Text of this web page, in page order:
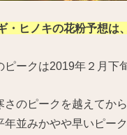
・ヒノキの花粉予想は
ークは2019年２月下
さのピークを越えてか
並みかやや早いピー